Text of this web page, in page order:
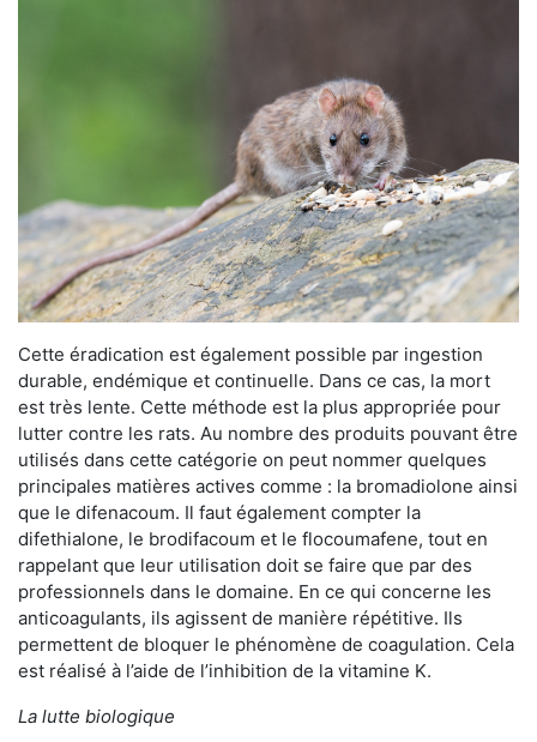
Cette éradication est également possible par ingestion
durable, endémique et continuelle. Dans ce cas, la mort
est très lente. Cette méthode est la plus appropriée pour
lutter contre les rats. Au nombre des produits pouvant être
utilisés dans cette catégorie on peut nommer quelques
principales matières actives comme : la bromadiolone ainsi
que le difenacoum. Il faut également compter la
difethialone, le brodifacoum et le flocoumafene, tout en
rappelant que leur utilisation doit se faire que par des
professionnels dans le domaine. En ce qui concerne les
anticoagulants, ils agissent de manière répétitive. Ils
permettent de bloquer le phénomène de coagulation. Cela
est réalisé à l’aide de l’inhibition de la vitamine K.
La lutte biologique